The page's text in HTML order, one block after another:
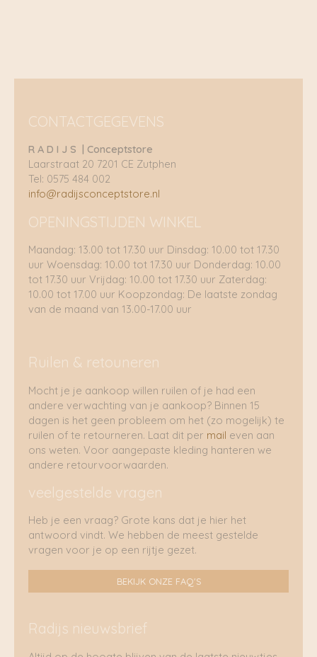
CONTACTGEGEVENS
R A D I J S | Conceptstore
Laarstraat 20 7201 CE Zutphen
Tel: 0575 484 002
info@radijsconceptstore.nl
OPENINGSTIJDEN WINKEL
Maandag: 13.00 tot 17.30 uur Dinsdag: 10.00 tot 17.30
uur Woensdag: 10.00 tot 17.30 uur Donderdag: 10.00
tot 17.30 uur Vrijdag: 10.00 tot 17.30 uur Zaterdag:
10.00 tot 17.00 uur Koopzondag: De laatste zondag
van de maand van 13.00-17.00 uur
Ruilen & retouneren
Mocht je je aankoop willen ruilen of je had een
andere verwachting van je aankoop? Binnen 15
dagen is het geen probleem om het (zo mogelijk) te
ruilen of te retourneren. Laat dit per mail even aan
ons weten. Voor aangepaste kleding hanteren we
andere retourvoorwaarden.
veelgestelde vragen
Heb je een vraag? Grote kans dat je hier het
antwoord vindt. We hebben de meest gestelde
vragen voor je op een rijtje gezet.
BEKIJK ONZE FAQ'S
Radijs nieuwsbrief